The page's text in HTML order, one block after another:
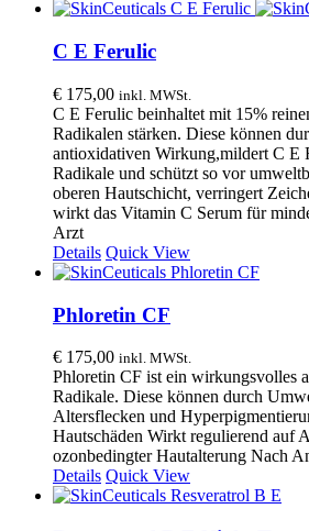
C E Ferulic
€ 175,00 inkl. MWSt.
C E Ferulic beinhaltet mit 15%
Radikalen stärken. Diese können
antioxidativen Wirkung,mildert C E
Radikale und schützt so vor
oberen Hautschicht, verringert
wirkt das Vitamin C Serum für
Arzt
Details Quick View
Phloretin CF
€ 175,00 inkl. MWSt.
Phloretin CF ist ein wirkungsvolles
Radikale. Diese können durch
Altersflecken und
Hautschäden Wirkt regulierend auf
ozonbedingter Hautalterung Nach
Details Quick View